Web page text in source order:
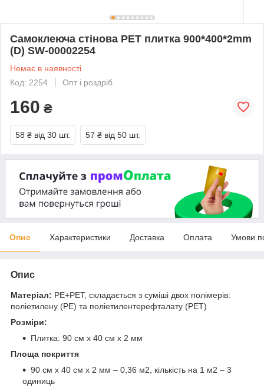
Самоклеюча стінова PET плитка 900*400*2mm
(D) SW-00002254
Немає в наявності
Код: 2254
Опт і роздріб
160 ₴
58 ₴ від 30 шт. 57 ₴ від 50 шт.
Опис Характеристики Доставка Оплата Умови
Опис
Матеріал: PE+PET, складається з суміші двох полімерів:
поліетилену (PE) та поліетилентерефталату (PET)
Розміри:
Плитка: 90 см х 40 см х 2 мм
Площа покриття
90 см х 40 см х 2 мм – 0,36 м2, кількість на 1 м2 – 3
одиниць